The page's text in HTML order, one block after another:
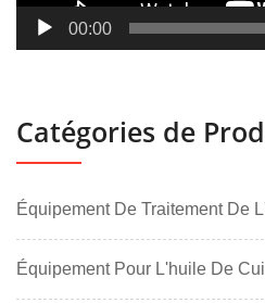
00:00
Catégories de
Équipement De Traitement De
Équipement Pour L'huile De